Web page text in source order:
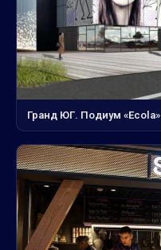
Гранд ЮГ. Подиум «Ecola»